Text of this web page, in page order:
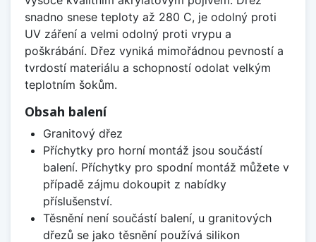
snadno snese teploty až 280 C, je odolný proti
UV záření a velmi odolný proti vrypu a
poškrábání. Dřez vyniká mimořádnou pevností a
tvrdostí materiálu a schopností odolat velkým
teplotním šokům.
Obsah balení
Granitový dřez
Příchytky pro horní montáž jsou součástí
balení. Příchytky pro spodní montáž můžete v
případě zájmu dokoupit z nabídky
příslušenství.
Těsnění není součástí balení, u granitových
dřezů se jako těsnění používá silikon